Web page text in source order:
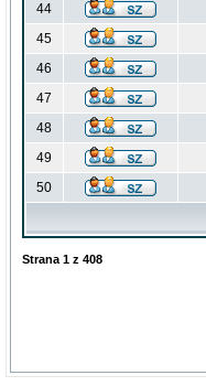
44
45
46
47
48
49
50
Strana 1 z 408